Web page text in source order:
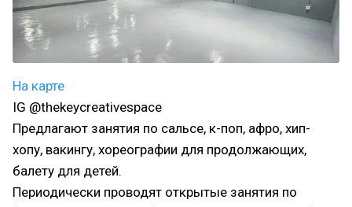
На карте
IG @thekeycreativespace
Предлагают занятия по сальсе, к-поп, афро, хип-
хопу, вакингу, хореографии для продолжающих,
балету для детей.
Периодически проводят открытые занятия по